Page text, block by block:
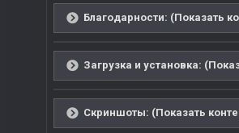
Благодарности: (Показать
Загрузка и установка:
Скриншоты: (Показать